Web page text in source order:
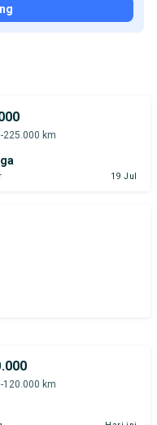
225.000 km
19 Jul
120.000 km